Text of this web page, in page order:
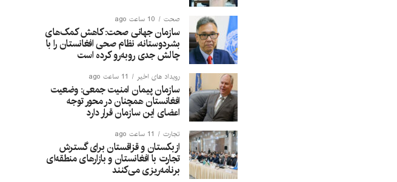
صحت 10 ساعت ago
سازمان جهانی صحت: کاهش کمک‌های
بشردوستانه، نظام صحی افغانستان را با
چالش جدی روبه‌رو کرده است
رویداد های اخیر 11 ساعت ago
سازمان پیمان امنیت جمعی: وضعیت
افغانستان همچنان در محور توجه
اعضای این سازمان قرار دارد
تجارت 11 ساعت ago
ازبکستان و قزاقستان برای گسترش
تجارت با افغانستان و بازارهای منطقه‌ای
برنامه‌ریزی می‌کنند